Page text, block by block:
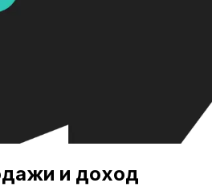
и доход